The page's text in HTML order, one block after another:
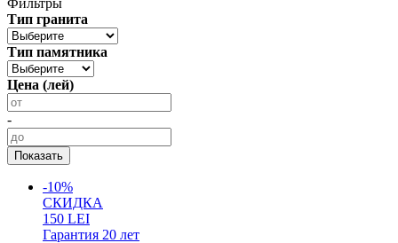
Фильтры
Тип гранита
Тип памятника
Цена (лей)
-
-10%
СКИДКА
150 LEI
Гарантия 20 лет